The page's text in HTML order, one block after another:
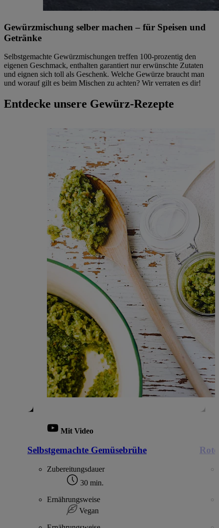
Gewürzmischung selber machen – für Speisen und
Getränke
Selbstgemachte Gewürzmischungen treffen 100-prozentig den
eigenen Geschmack, enthalten garantiert nur erwünschte Zutaten
und eignen sich toll als Geschenk. Welche Gewürze braucht man
und worauf gilt es beim Mischen zu achten? Wir verraten es dir!
Entdecke unsere Gewürz-Rezepte
Mit Video
Selbstgemachte Gemüsebrühe
Zubereitungsdauer
30 min.
Ernährungsweise
Vegan